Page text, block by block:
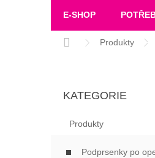
E-SHOP
Domů Produkty
kategorie
KATEGORIE
Produkty
Podprsenky po